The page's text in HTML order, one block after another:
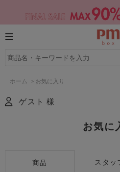
ホーム > お気に入り
ゲスト 様
お気に
商品 スタッ